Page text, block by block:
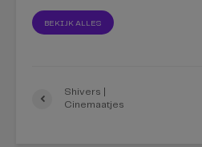
BEKIJK ALLES
Shivers |
Cinemaatjes